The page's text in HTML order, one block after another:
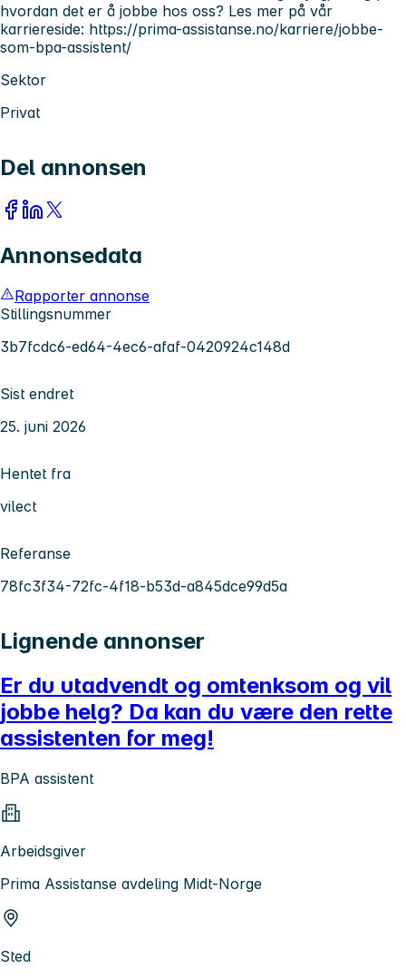
hvordan det er å jobbe hos oss? Les mer på vår
karriereside: https://prima-assistanse.no/karriere/jobbe-
som-bpa-assistent/
Sektor
Privat
Del annonsen
Annonsedata
Rapporter annonse
Stillingsnummer
3b7fcdc6-ed64-4ec6-afaf-0420924c148d
Sist endret
25. juni 2026
Hentet fra
vilect
Referanse
78fc3f34-72fc-4f18-b53d-a845dce99d5a
Lignende annonser
Er du utadvendt og omtenksom og vil
jobbe helg? Da kan du være den rette
assistenten for meg!
BPA assistent
Arbeidsgiver
Prima Assistanse avdeling Midt-Norge
Sted